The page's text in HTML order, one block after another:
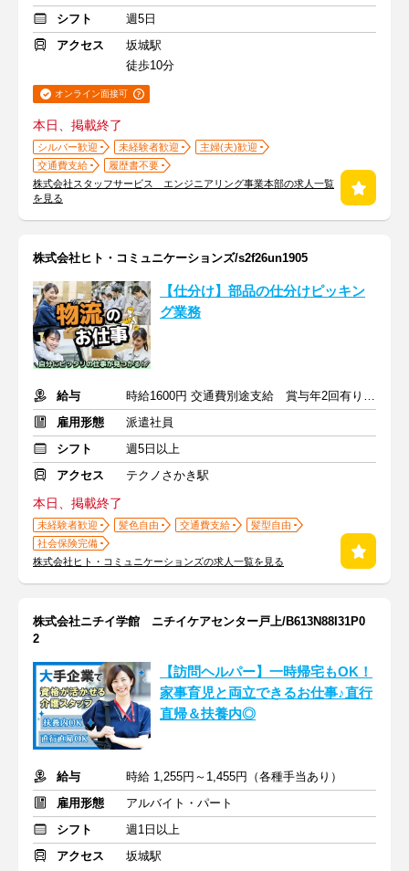
シフト
週5日
アクセス
坂城駅
徒歩10分
オンライン面接可
本日、掲載終了
シルバー歓迎 未経験者歓迎
主婦(夫)歓迎
交通費支給
履歴書不要
株式会社スタッフサービス エンジニアリング事業本部の求人一覧
を見る
株式会社ヒト・コミュニケーションズ/s2f26un1905
【仕分け】部品の仕分けピッキン
グ業務
給与
時給1600円 交通費別途支給 賞与年2回有り 退職金制度有
雇用形態
派遣社員
シフト
週5日以上
アクセス
テクノさかき駅
本日、掲載終了
未経験者歓迎 髪色自由 交通費支給
髪型自由
社会保険完備
株式会社ヒト・コミュニケーションズの求人一覧を見る
株式会社ニチイ学館 ニチイケアセンター戸上/B613N88I31P0
2
【訪問ヘルパー】一時帰宅もOK！
家事育児と両立できるお仕事♪直行
直帰＆扶養内◎
給与
時給 1,255円～1,455円（各種手当あり）
雇用形態
アルバイト・パート
シフト
週1日以上
アクセス
坂城駅